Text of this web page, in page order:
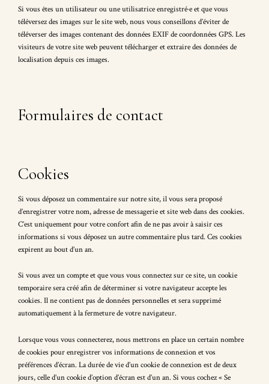
Si vous êtes un utilisateur ou une utilisatrice enregistré·e et que vous
téléversez des images sur le site web, nous vous conseillons d’éviter de
téléverser des images contenant des données EXIF de coordonnées GPS. Les
visiteurs de votre site web peuvent télécharger et extraire des données de
localisation depuis ces images.
Formulaires de contact
Cookies
Si vous déposez un commentaire sur notre site, il vous sera proposé
d’enregistrer votre nom, adresse de messagerie et site web dans des cookies.
C’est uniquement pour votre confort afin de ne pas avoir à saisir ces
informations si vous déposez un autre commentaire plus tard. Ces cookies
expirent au bout d’un an.
Si vous avez un compte et que vous vous connectez sur ce site, un cookie
temporaire sera créé afin de déterminer si votre navigateur accepte les
cookies. Il ne contient pas de données personnelles et sera supprimé
automatiquement à la fermeture de votre navigateur.
Lorsque vous vous connecterez, nous mettrons en place un certain nombre
de cookies pour enregistrer vos informations de connexion et vos
préférences d’écran. La durée de vie d’un cookie de connexion est de deux
jours, celle d’un cookie d’option d’écran est d’un an. Si vous cochez « Se